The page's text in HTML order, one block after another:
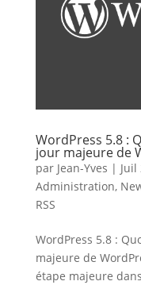
WordPress 5.8 :
jour majeure de
par Jean-Yves | Juil
Administration,
RSS
WordPress 5.8 :
majeure de
étape majeure